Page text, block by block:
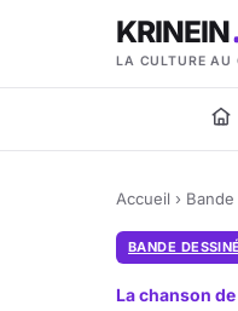
KRINEIN
LA CULTURE AU
Accueil ›
BANDE
La chanson